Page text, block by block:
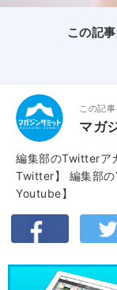
この記
この記
マガ
編集部のTwitterア
Twitter】
編集部
Youtube】